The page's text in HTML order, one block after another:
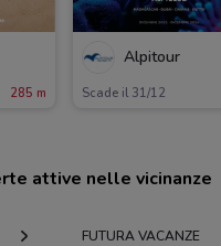
285 m
Alpitour
Scade il 31/12
attive nelle vicinanze
FUTURA VACANZE